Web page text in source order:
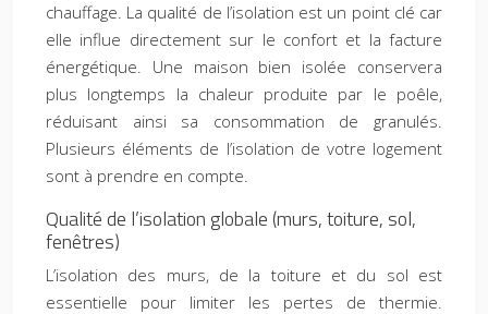
chauffage. La qualité de l’isolation est un point clé car
elle influe directement sur le confort et la facture
énergétique. Une maison bien isolée conservera
plus longtemps la chaleur produite par le poêle,
réduisant ainsi sa consommation de granulés.
Plusieurs éléments de l’isolation de votre logement
sont à prendre en compte.
Qualité de l’isolation globale (murs, toiture, sol,
fenêtres)
L’isolation des murs, de la toiture et du sol est
essentielle pour limiter les pertes de thermie.